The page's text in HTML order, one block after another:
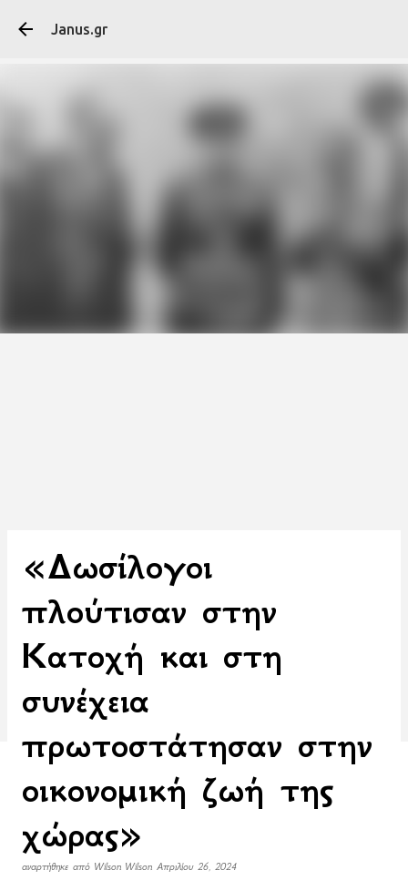
Janus.gr
«Δωσίλογοι
πλούτισαν στην
Κατοχή και στη
συνέχεια
πρωτοστάτησαν στην
οικονομική ζωή της
χώρας»
αναρτήθηκε από Wilson Wilson Απριλίου 26, 2024